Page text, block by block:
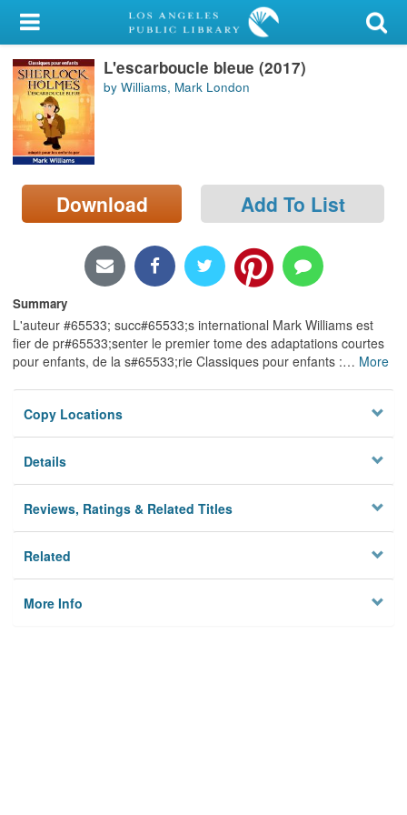
My Account
Library Card
Sign In
Search
Locations/Hours (external
page)
L'escarboucle bleue (2017)
by Williams, Mark London
Download Add To List
Summary
L'auteur #65533; succ#65533;s international Mark Williams est
fier de pr#65533;senter le premier tome des adaptations courtes
pour enfants, de la s#65533;rie Classiques pour enfants :… More
Copy Locations
Details
Reviews, Ratings & Related Titles
Related
More Info